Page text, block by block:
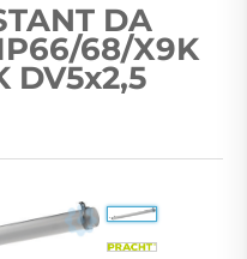
DA
IP66/68/X9K
DV5x2,5